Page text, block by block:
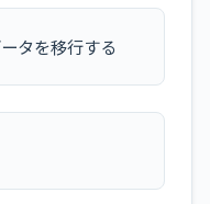
タを移行する